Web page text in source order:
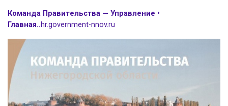
Команда Правительства — Управление •
Главная..hr.government-nnov.ru